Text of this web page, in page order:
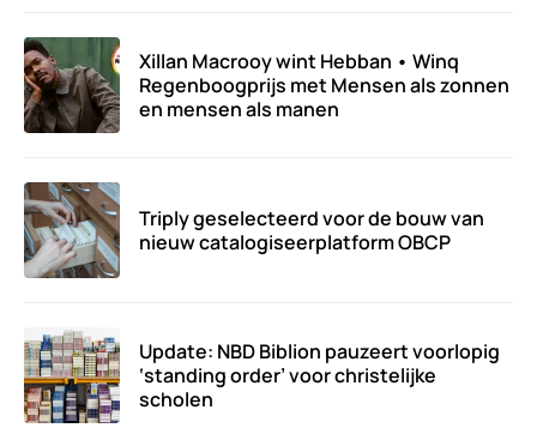
Xillan Macrooy wint Hebban • Winq
Regenboogprijs met Mensen als zonnen
en mensen als manen
Triply geselecteerd voor de bouw van
nieuw catalogiseerplatform OBCP
Update: NBD Biblion pauzeert voorlopig
‘standing order’ voor christelijke
scholen